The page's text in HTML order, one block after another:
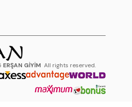
ERŞAN GİYİM All rights reserved.